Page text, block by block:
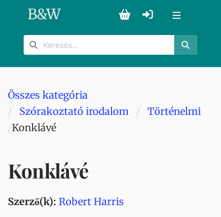
B&W
Összes kategória
Szórakoztató irodalom
Történelmi
Konklávé
Konklávé
Szerző(k): Robert Harris